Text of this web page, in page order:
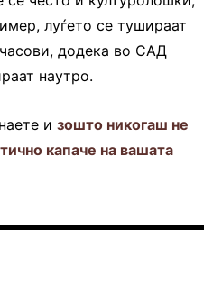
луѓето се тушираат
додека во САД
наутро.
и зошто никогаш не
капаче на вашата